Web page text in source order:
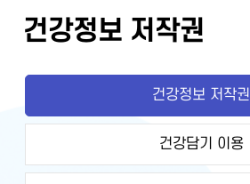
건강정보 저작권
건강정보 저작권
건강담기 이용